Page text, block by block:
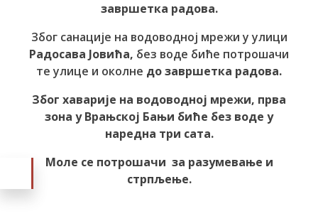
завршетка радова.
Због санације на водоводној мрежи у улици
Радосава Јовића, без воде биће потрошачи
те улице и околне до завршетка радова.
Због хаварије на водоводној мрежи, прва
зона у Врањској Бањи биће без воде у
наредна три сата.
Моле се потрошачи за разумевање и
стрпљење.